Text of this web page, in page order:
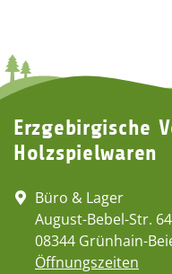
Erzgebirgische
Holzspielwaren
Büro & Lager
August-Bebel-Str. 64
08344 Grünhain-
Öffnungszeiten